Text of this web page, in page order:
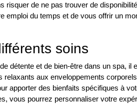
risquer de ne pas trouver de
emploi du temps et de vous offrir un
soins
détente et de bien-être dans un spa, il
aux enveloppements
apporter des bienfaits spécifiques à
vous pourrez personnaliser votre